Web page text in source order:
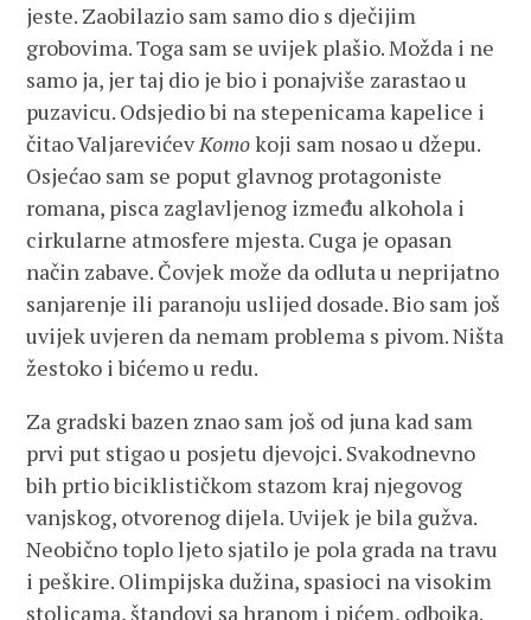
jeste. Zaobilazio sam samo dio s dječijim
grobovima. Toga sam se uvijek plašio. Možda i ne
samo ja, jer taj dio je bio i ponajviše zarastao u
puzavicu. Odsjedio bi na stepenicama kapelice i
čitao ValjarevićevKomokoji sam nosao u džepu.
Osjećao sam se poput glavnog protagoniste
romana, pisca zaglavljenog između alkohola i
cirkularne atmosfere mjesta. Cuga je opasan
način zabave. Čovjek može da odluta u neprijatno
sanjarenje ili paranoju uslijed dosade. Bio sam još
uvijek uvjeren da nemam problema s pivom. Ništa
žestoko i bićemo u redu.
Za gradski bazen znao sam još od juna kad sam
prvi put stigao u posjetu djevojci. Svakodnevno
bih prtio biciklističkom stazom kraj njegovog
vanjskog, otvorenog dijela. Uvijek je bila gužva.
Neobično toplo ljeto sjatilo je pola grada na travu
i peškire. Olimpijska dužina, spasioci na visokim
stolicama, štandovi sa hranom i pićem, odbojka.